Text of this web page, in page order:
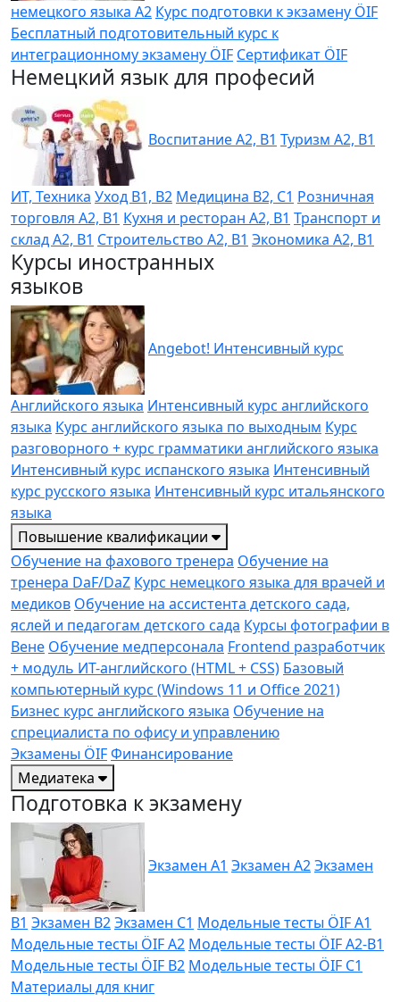
немецкого языка A2 Курс подготовки к экзамену ÖIF
Бесплатный подготовительный курс к
интеграционному экзамену ÖIF Сертификат ÖIF
Немецкий язык для професий
Воспитание A2, B1 Туризм A2, B1
ИТ, Техника Уход B1, B2 Медицина B2, C1 Розничная
торговля A2, B1 Кухня и ресторан A2, B1 Транспорт и
склад A2, B1 Строительство A2, B1 Экономика A2, B1
Курсы иностранных
языков
Angebot! Интенсивный курс
Английского языка Интенсивный курс английского
языка Курс английского языка по выходным Курс
разговорного + курс грамматики английского языка
Интенсивный курс испанского языка Интенсивный
курс русского языка Интенсивный курс итальянского
языка
Повышение квалификации
Обучение на фахового тренера Обучение на
тренера DaF/DaZ Курс немецкого языка для врачей и
медиков Обучение на ассистента детского сада,
яслей и педагогам детского сада Курсы фотографии в
Вене Обучение медперсонала Frontend разработчик
+ модуль ИТ-английского (HTML + CSS) Базовый
компьютерный курс (Windows 11 и Office 2021)
Бизнес курс английского языка Обучение на
спрециалиста по офису и управлению
Экзамены ÖIFФинансирование
Медиатека
Подготовка к экзамену
Экзамен A1 Экзамен A2Экзамен
B1 Экзамен B2Экзамен C1 Модельные тесты ÖIF A1
Модельные тесты ÖIF A2 Модельные тесты ÖIF A2-B1
Модельные тесты ÖIF B2 Модельные тесты ÖIF C1
Материалы для книг